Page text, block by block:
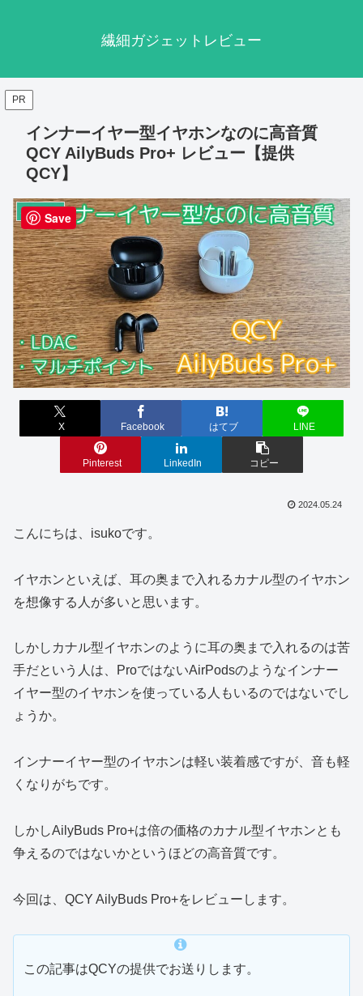
繊細ガジェットレビュー
PR
インナーイヤー型イヤホンなのに高音質
QCY AilyBuds Pro+ レビュー【提供
QCY】
オーディオ
X Facebook はてブ LINE
Pinterest LinkedIn コピー
2024.05.24
こんにちは、isukoです。
イヤホンといえば、耳の奥まで入れるカナル型のイヤホン
を想像する人が多いと思います。
しかしカナル型イヤホンのように耳の奥まで入れるのは苦
手だという人は、ProではないAirPodsのようなインナー
イヤー型のイヤホンを使っている人もいるのではないでし
ょうか。
インナーイヤー型のイヤホンは軽い装着感ですが、音も軽
くなりがちです。
しかしAilyBuds Pro+は倍の価格のカナル型イヤホンとも
争えるのではないかというほどの高音質です。
今回は、QCY AilyBuds Pro+をレビューします。
この記事はQCYの提供でお送りします。
Save